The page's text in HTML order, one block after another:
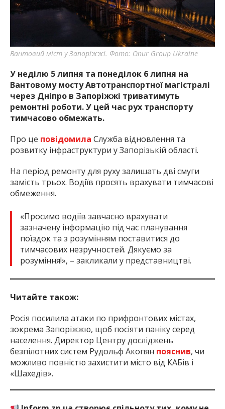
найважливішу інформацію про події
міста Запоріжжя та області.
Вантовий міст у Запоріжжі. Фото: Onur Group Ukraine
У неділю 5 липня та понеділок 6 липня на
Вантовому мосту Автотранспортної магістралі
через Дніпро в Запоріжжі триватимуть
ремонтні роботи. У цей час рух транспорту
тимчасово обмежать.
Про це повідомила Служба відновлення та
розвитку інфраструктури у Запорізькій області.
На період ремонту для руху залишать дві смуги
замість трьох. Водіїв просять врахувати тимчасові
обмеження.
«Просимо водіїв завчасно врахувати
зазначену інформацію під час планування
поїздок та з розумінням поставитися до
тимчасових незручностей. Дякуємо за
розуміння!», – закликали у представництві.
Читайте також:
Росія посилила атаки по прифронтових містах,
зокрема Запоріжжю, щоб посіяти паніку серед
населення. Директор Центру досліджень
безпілотних систем Рудольф Акопян пояснив, чи
можливо повністю захистити місто від КАБів і
«Шахедів».